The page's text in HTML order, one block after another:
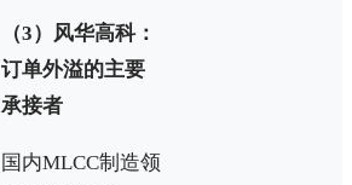
（3）风华高科：
订单外溢的主要
承接者
国内MLCC制造领